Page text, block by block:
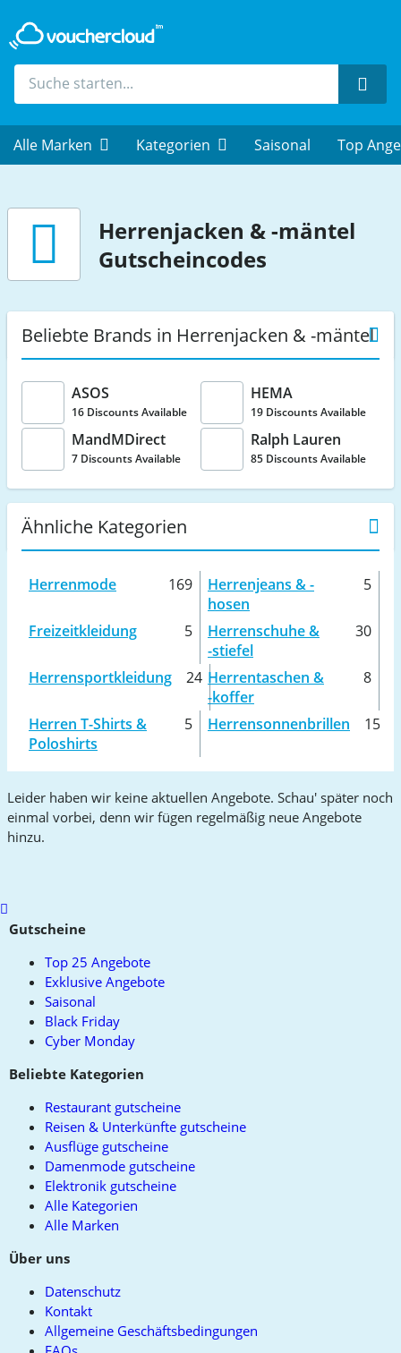
Alle Marken Kategorien Saisonal Top
Herrenjacken & -mäntel
Gutscheincodes
Beliebte Brands in Herrenjacken & -mäntel
ASOS
16 Discounts Available
HEMA
19 Discounts Available
MandMDirect
7 Discounts Available
Ralph Lauren
85 Discounts Available
Ähnliche Kategorien
Herrenmode 169
Herrenjeans & -
hosen
5
Freizeitkleidung 5
Herrenschuhe &
-stiefel
30
Herrensportkleidung 24 Herrentaschen &
-koffer
8
Herren T-Shirts &
Poloshirts
5 Herrensonnenbrillen 15
Leider haben wir keine aktuellen Angebote. Schau' später noch
einmal vorbei, denn wir fügen regelmäßig neue Angebote
hinzu.
Scroll
toGutscheine
Top 25 Angebote
Exklusive Angebote
Saisonal
Black Friday
Cyber Monday
Beliebte Kategorien
Restaurant gutscheine
Reisen & Unterkünfte gutscheine
Ausflüge gutscheine
Damenmode gutscheine
Elektronik gutscheine
Alle Kategorien
Alle Marken
Über uns
Datenschutz
Kontakt
Allgemeine Geschäftsbedingungen